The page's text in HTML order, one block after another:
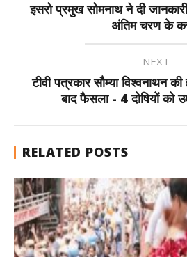
इसरो प्रमुख सोमनाथ ने दी
अंतिम चरण के
NEXT
टीवी पत्रकार सौम्या विश्वनाथन
बाद फैसला - 4 दोषियों को
RELATED POSTS